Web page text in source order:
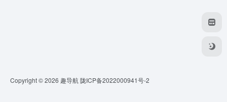
Copyright © 2026 趣导航陇ICP备2022000941号-2